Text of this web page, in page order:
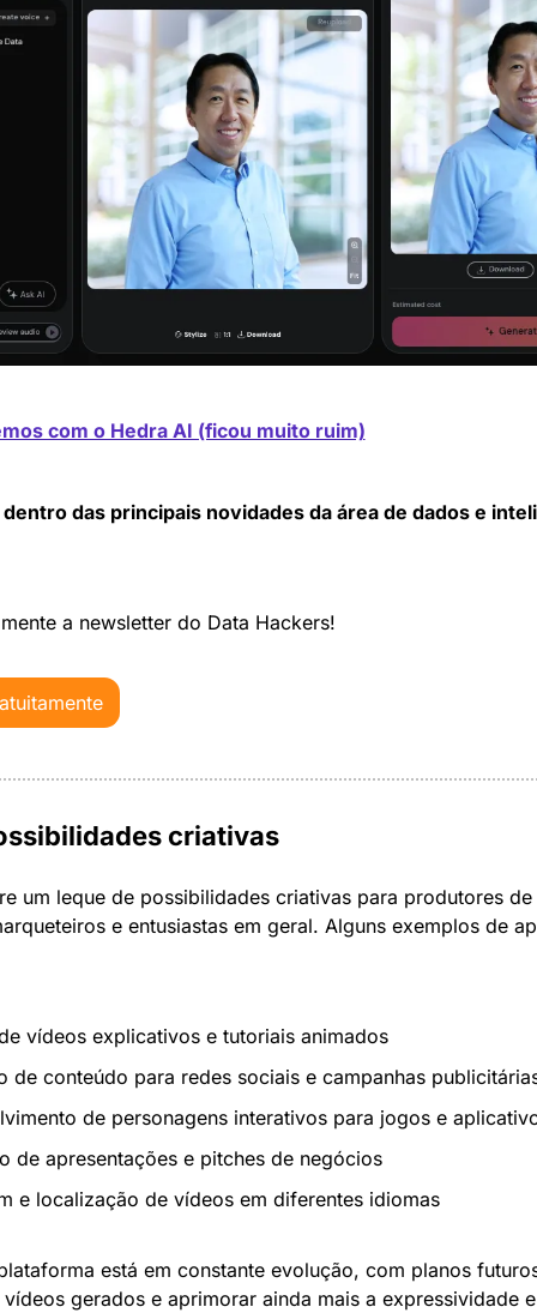
com o Hedra AI (ficou muito ruim)
das principais novidades da área de dados e
a newsletter do Data Hackers!
criativas
um leque de possibilidades criativas para produtores
e entusiastas em geral. Alguns exemplos de
vídeos explicativos e tutoriais animados
de conteúdo para redes sociais e campanhas
de personagens interativos para jogos e
de apresentações e pitches de negócios
e localização de vídeos em diferentes idiomas
está em constante evolução, com planos
gerados e aprimorar ainda mais a expressividade